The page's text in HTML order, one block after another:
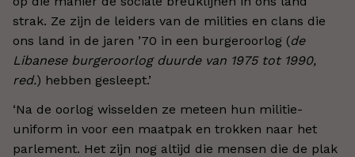
strak. Ze zijn de leiders van de milities en clans die
ons land in de jaren ’70 in een burgeroorlog (de
Libanese burgeroorlog duurde van 1975 tot 1990,
red.) hebben gesleept.’
‘Na de oorlog wisselden ze meteen hun militie-
uniform in voor een maatpak en trokken naar het
parlement. Het zijn nog altijd die mensen die de plak